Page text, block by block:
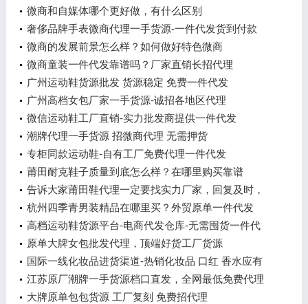
微商和自媒体哪个更好做，有什么区别
奢侈品牌手表微商代理一手货源-一件代发货到付款
微商的发展前景怎么样？如何做好特色微商
微商童装一件代发靠谱吗？厂家直销长招代理
广州运动鞋货源批发 货源稳定 免费一件代发
广州高档女包厂家一手货源-诚招各地区代理
微信运动鞋工厂直销-实力批发商提供一件代发
潮牌代理一手货源 招微商代理 无需押货
专柜同款运动鞋-自有工厂免费代理一件代发
莆田耐克鞋子质量到底怎么样？在哪里购买靠谱
告诉大家莆田鞋代理一定要找实力厂家，回复及时，
质优价廉
杭州四季青男装精品在哪里买？外贸原单一件代发
高档运动鞋货源平台-电商代发仓库-无需囤货一件代
发
原单大牌女包批发代理，顶端好货工厂货源
国际一线化妆品进货渠道-热销化妆品 口红 香水应有
尽有
江苏原厂潮牌一手货源档口直发，全网最低免费代理
大牌原单包包货源 工厂复刻 免费招代理